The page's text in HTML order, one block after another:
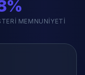
MEMNUNIYETI